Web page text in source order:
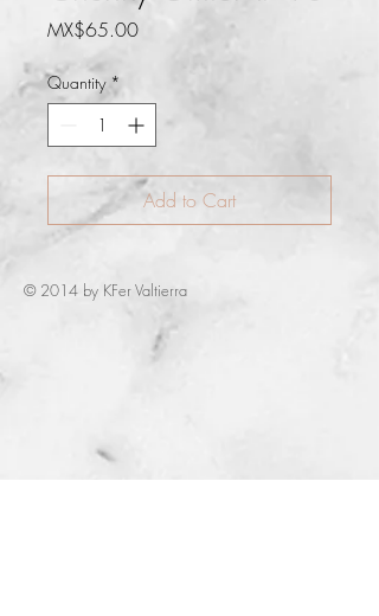
MX$65.00Price
Quantity *
Add to Cart
© 2014 by KFer Valtierra